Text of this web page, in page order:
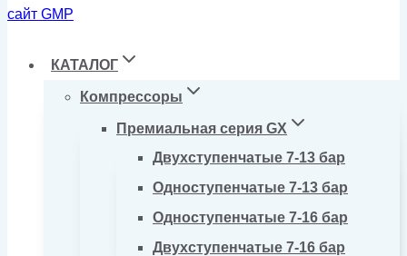
КАТАЛОГ
Компрессоры
Премиальная серия GX
Двухступенчатые 7-13 бар
Одноступенчатые 7-13 бар
Одноступенчатые 7-16 бар
Двухступенчатые 7-16 бар